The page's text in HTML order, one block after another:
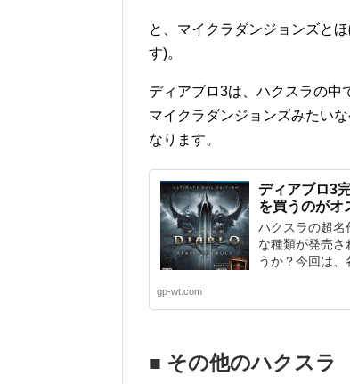
と、マイクラダンジョンズと
す)。
ディアブロ3は、ハクスラの中
マイクラダンジョンズみたい
なります。
ディアブロ3
を買うのがオ
ハクスラの超名
な種類が発売さ
うか？今回は、
gp-wt.com
■ その他のハクスラ